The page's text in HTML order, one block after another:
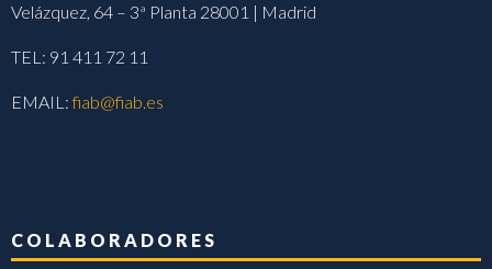
Velázquez, 64 – 3ª Planta 28001 | Madrid
TEL: 91 411 72 11
EMAIL:fiab@fiab.es
COLABORADORES